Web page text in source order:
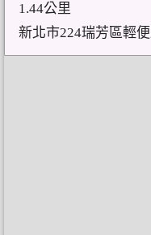
1.44公里
新北市224瑞芳區輕